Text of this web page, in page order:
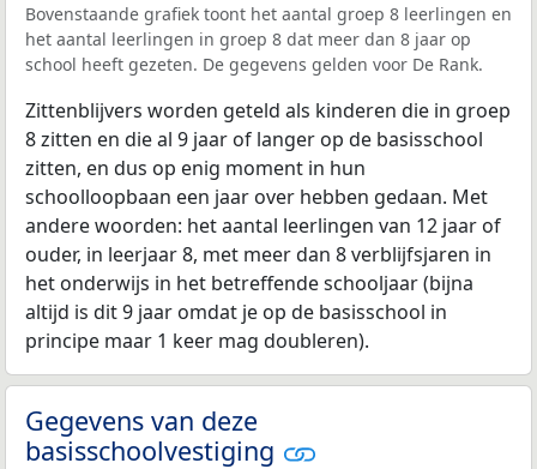
Bovenstaande grafiek toont het aantal groep 8 leerlingen en
het aantal leerlingen in groep 8 dat meer dan 8 jaar op
school heeft gezeten. De gegevens gelden voor De Rank.
Zittenblijvers worden geteld als kinderen die in groep
8 zitten en die al 9 jaar of langer op de basisschool
zitten, en dus op enig moment in hun
schoolloopbaan een jaar over hebben gedaan. Met
andere woorden: het aantal leerlingen van 12 jaar of
ouder, in leerjaar 8, met meer dan 8 verblijfsjaren in
het onderwijs in het betreffende schooljaar (bijna
altijd is dit 9 jaar omdat je op de basisschool in
principe maar 1 keer mag doubleren).
Gegevens van deze
basisschoolvestiging